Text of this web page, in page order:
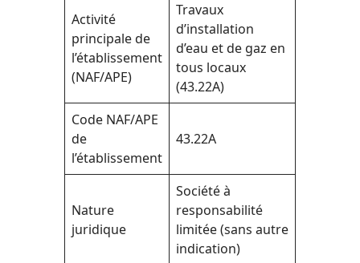
Activité
principale de
l’établissement
(NAF/APE)
Travaux
d’installation
d’eau et de gaz en
tous locaux
(43.22A)
Code NAF/APE
de
l’établissement
43.22A
Nature
juridique
Société à
responsabilité
limitée (sans autre
indication)